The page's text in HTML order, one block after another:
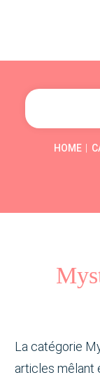
HOME |
La catégorie
articles mêlant